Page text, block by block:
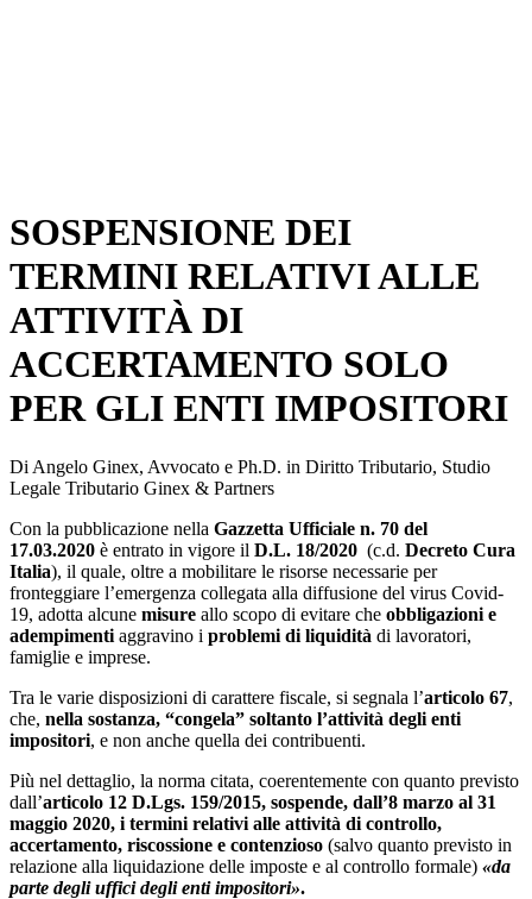
SOSPENSIONE DEI
TERMINI RELATIVI ALLE
ATTIVITÀ DI
ACCERTAMENTO SOLO
PER GLI ENTI IMPOSITORI
Di Angelo Ginex, Avvocato e Ph.D. in Diritto Tributario, Studio
Legale Tributario Ginex & Partners
Con la pubblicazione nella Gazzetta Ufficiale n. 70 del
17.03.2020 è entrato in vigore il D.L. 18/2020 (c.d. Decreto Cura
Italia), il quale, oltre a mobilitare le risorse necessarie per
fronteggiare l’emergenza collegata alla diffusione del virus Covid-
19, adotta alcune misure allo scopo di evitare che obbligazioni e
adempimenti aggravino i problemi di liquidità di lavoratori,
famiglie e imprese.
Tra le varie disposizioni di carattere fiscale, si segnala l’articolo 67,
che, nella sostanza, “congela” soltanto l’attività degli enti
impositori, e non anche quella dei contribuenti.
Più nel dettaglio, la norma citata, coerentemente con quanto previsto
dall’articolo 12 D.Lgs. 159/2015, sospende, dall’8 marzo al 31
maggio 2020, i termini relativi alle attività di controllo,
accertamento, riscossione e contenzioso (salvo quanto previsto in
relazione alla liquidazione delle imposte e al controllo formale) «da
parte degli uffici degli enti impositori».